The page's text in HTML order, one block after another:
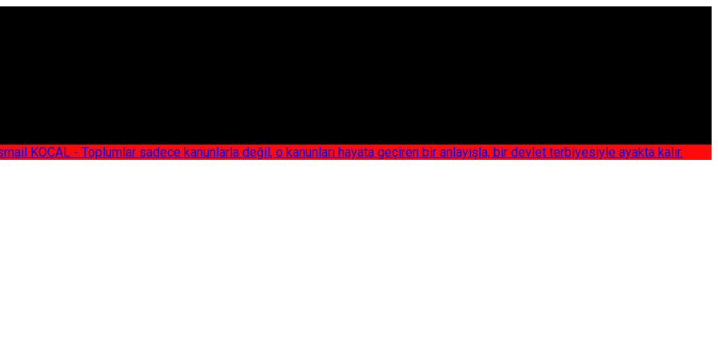
KOCAL - Toplumlar sadece kanunlarla değil, o kanunları hayata geçiren bir anlayışla, bir devlet terbiyesiyle ayakta kalır.